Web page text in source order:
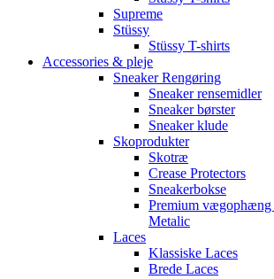
Supreme
Stüssy
Stüssy T-shirts
Accessories & pleje
Sneaker Rengøring
Sneaker rensemidler
Sneaker børster
Sneaker klude
Skoprodukter
Skotræ
Crease Protectors
Sneakerbokse
Premium vægophæng
Metalic
Laces
Klassiske Laces
Brede Laces